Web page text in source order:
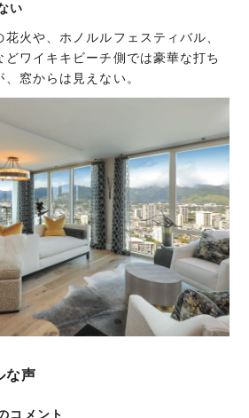
い
火や、ホノルルフェスティバル、
ワイキキビーチ側では豪華な打ち
、窓からは見えない。
な声
コメント